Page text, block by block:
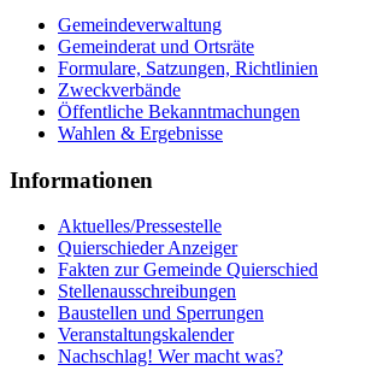
Gemeindeverwaltung
Gemeinderat und Ortsräte
Formulare, Satzungen, Richtlinien
Zweckverbände
Öffentliche Bekanntmachungen
Wahlen & Ergebnisse
Informationen
Aktuelles/Pressestelle
Quierschieder Anzeiger
Fakten zur Gemeinde Quierschied
Stellenausschreibungen
Baustellen und Sperrungen
Veranstaltungskalender
Nachschlag! Wer macht was?